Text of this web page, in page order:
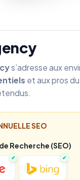
s’adresse aux
et aux pros
SEO
Recherche (SEO)
✔︎ ✔︎